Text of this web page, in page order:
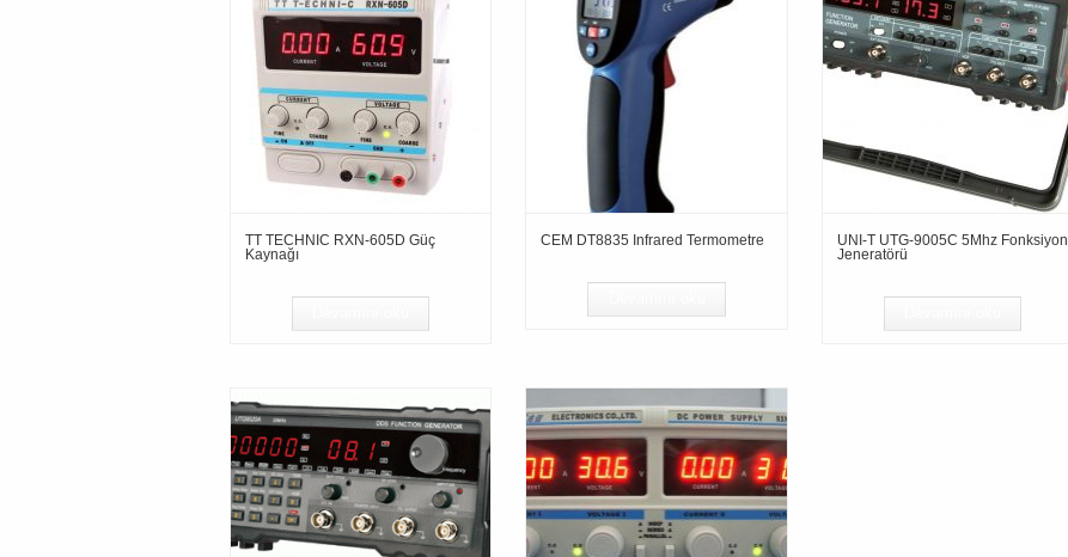
TT TECHNIC RXN-605D Güç
Kaynağı
CEM DT8835 Infrared Termometre
UNI-T UTG-9005C 5Mhz Fonksiyon
Jeneratörü